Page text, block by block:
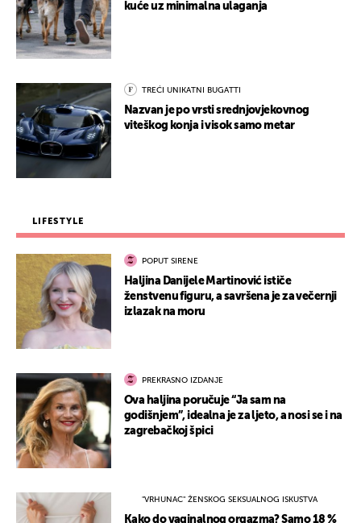
kuće uz minimalna ulaganja
TREĆI UNIKATNI BUGATTI
Nazvan je po vrsti srednjovjekovnog
viteškog konja i visok samo metar
LIFESTYLE
POPUT SIRENE
Haljina Danijele Martinović ističe
ženstvenu figuru, a savršena je za večernji
izlazak na moru
PREKRASNO IZDANJE
Ova haljina poručuje “Ja sam na
godišnjem”, idealna je za ljeto, a nosi se i na
zagrebačkoj špici
"VRHUNAC" ŽENSKOG SEKSUALNOG ISKUSTVA
Kako do vaginalnog orgazma? Samo 18 %